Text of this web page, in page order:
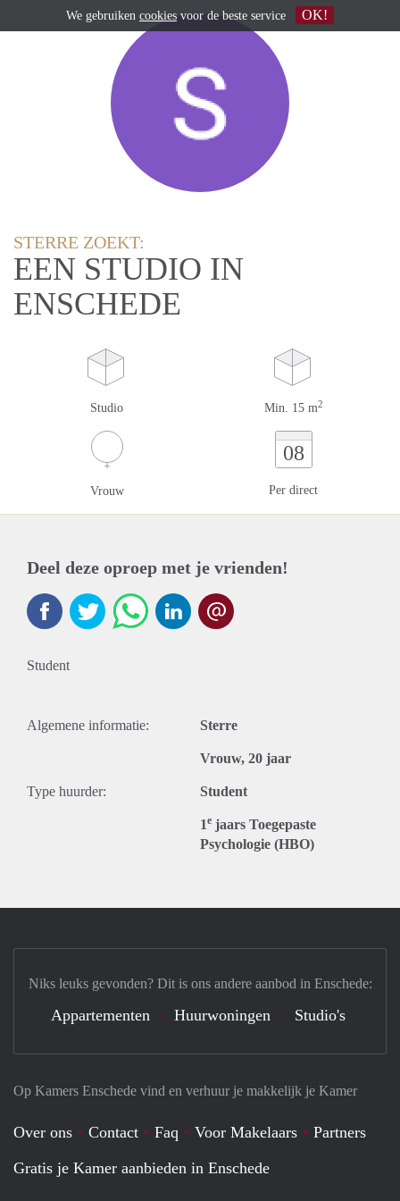
STERRE ZOEKT:
EEN STUDIO IN
ENSCHEDE
Studio Min. 15 m2
Vrouw
08
Per direct
Deel deze oproep met je vrienden!
Student
Algemene informatie: Sterre
Vrouw, 20 jaar
Type huurder: Student
1e jaars Toegepaste
Psychologie (HBO)
Op Kamers Enschede vind en verhuur je makkelijk je Kamer
Over ons Contact Faq Voor Makelaars
Partners
Gratis je Kamer aanbieden in Enschede
Niks leuks gevonden? Dit is ons andere aanbod in Enschede:
Appartementen Huurwoningen Studio's
We gebruiken cookies voor de beste service OK!